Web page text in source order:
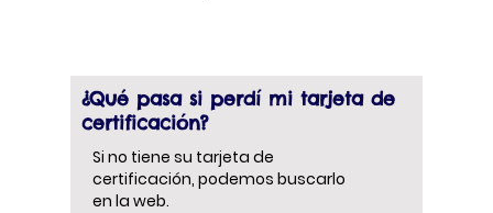
¿Qué pasa si perdí mi tarjeta de
certificación?
Si no tiene su tarjeta de
certificación, podemos buscarlo
en la web.